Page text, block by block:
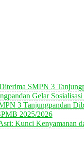
SMPN 3
Gelar
3 Tanjungpandan
2025/2026
Kunci Kenyamanan